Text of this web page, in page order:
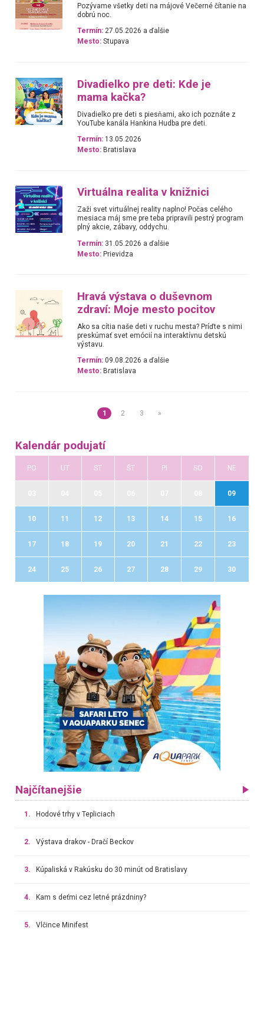
Pozývame všetky deti na májové Večerné čítanie na
dobrú noc.
Termín: 27.05.2026 a ďalšie
Mesto: Stupava
Divadielko pre deti: Kde je
mama kačka?
Divadielko pre deti s piesňami, ako ich poznáte z
YouTube kanála Hankina Hudba pre deti.
Termín: 13.05.2026
Mesto: Bratislava
Virtuálna realita v knižnici
Zaži svet virtuálnej reality naplno! Počas celého
mesiaca máj sme pre teba pripravili pestrý program
plný akcie, zábavy, oddychu.
Termín: 31.05.2026 a ďalšie
Mesto: Prievidza
Hravá výstava o duševnom
zdraví: Moje mesto pocitov
Ako sa cítia naše deti v ruchu mesta? Príďte s nimi
preskúmať svet emócií na interaktívnu detskú
výstavu.
Termín: 09.08.2026 a ďalšie
Mesto: Bratislava
1 2 3 »
Kalendár podujatí
PO UT ST ŠT PI SO NE
09
10 11 12 13 14 15 16
17 18 19 20 21 22 23
24 25 26 27 28 29 30
Najčítanejšie
1. Hodové trhy v Tepliciach
2. Výstava drakov - Dračí Beckov
3. Kúpaliská v Rakúsku do 30 minút od Bratislavy
4. Kam s deťmi cez letné prázdniny?
5. Vlčince Minifest